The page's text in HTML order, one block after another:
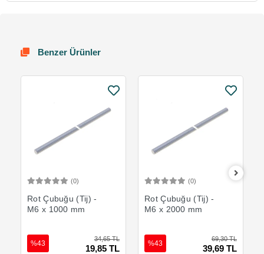
Benzer Ürünler
(0)
Rot Çubuğu (Tij) -
M6 x 1000 mm
34,65 TL
19,85 TL
%43
(0)
Rot Çubuğu (Tij) -
M6 x 2000 mm
69,30 TL
39,69 TL
%43